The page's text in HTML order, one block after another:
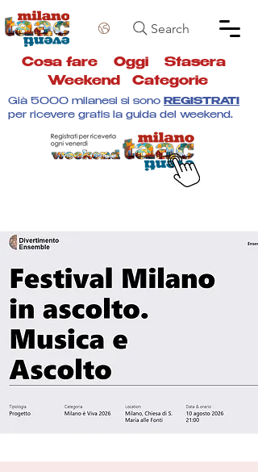
Search
Cosa fare Oggi Stasera
Weekend
Categorie
Già 5000 milanesi si sono REGISTRATI
per ricevere gratis la guida del weekend.